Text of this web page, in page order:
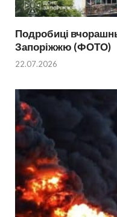
Подробиці
Запоріжжю (ФОТО)
22.07.2026